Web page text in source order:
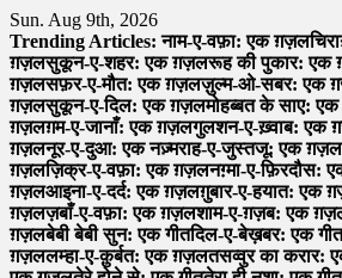
Skip
to
content
Sun. Aug 9th, 2026
Trending Articles: नाम-ए-वफ़ा: एक ग़ज़ल
ग़ज़लसुकून-ए-शहर: एक ग़ज़लरूह की पुकार: एक
ग़ज़लसफ़र-ए-मौत: एक ग़ज़लज़ुल्म-ओ-सबर: एक
ग़ज़लसुकून-ए-दिल: एक ग़ज़लमोहब्बत के साए:
ग़ज़लग़म-ए-जानाँ: एक ग़ज़लगुलशन-ए-ख़्वाब: एक
ग़ज़लनूर-ए-दुआ: एक नज़्मराह-ए-जुस्तजू: एक ग़ज़ल
ग़ज़लज़िक्र-ए-वफ़ा: एक ग़ज़लनग़्मा-ए-फ़िरदौस:
ग़ज़लआइना-ए-दर्द: एक ग़ज़लग़ुबार-ए-हयात: एक
ग़ज़लज़बाँ-ए-वफ़ा: एक ग़ज़लशाम-ए-ग़ज़ब: एक
ग़ज़लबेबी बेबी सुन: एक गीतदिल-ए-बेख़बर: एक गीत
ग़ज़ललम्हा-ए-क़ुर्बत: एक ग़ज़लतसव्वुर का करार: